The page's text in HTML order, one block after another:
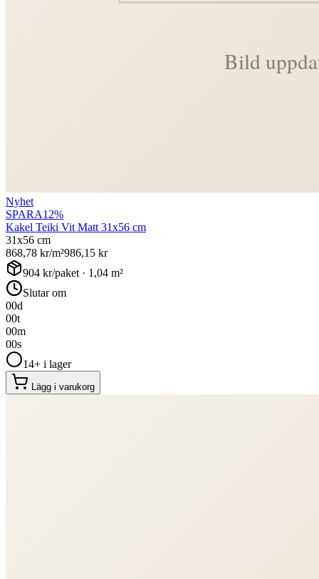
Nyhet
SPARA12%
Kakel Teiki Vit Matt 31x56 cm
31x56 cm
868,78 kr/m²986,15 kr
904 kr/paket · 1,04 m²
Slutar om
00d
00t
00m
00s
14+ i lager
Lägg i varukorg